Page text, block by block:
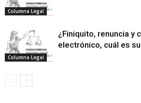
Columna Legal
Columna Legal
¿Finiquito, renuncia y
electrónico, cuál es